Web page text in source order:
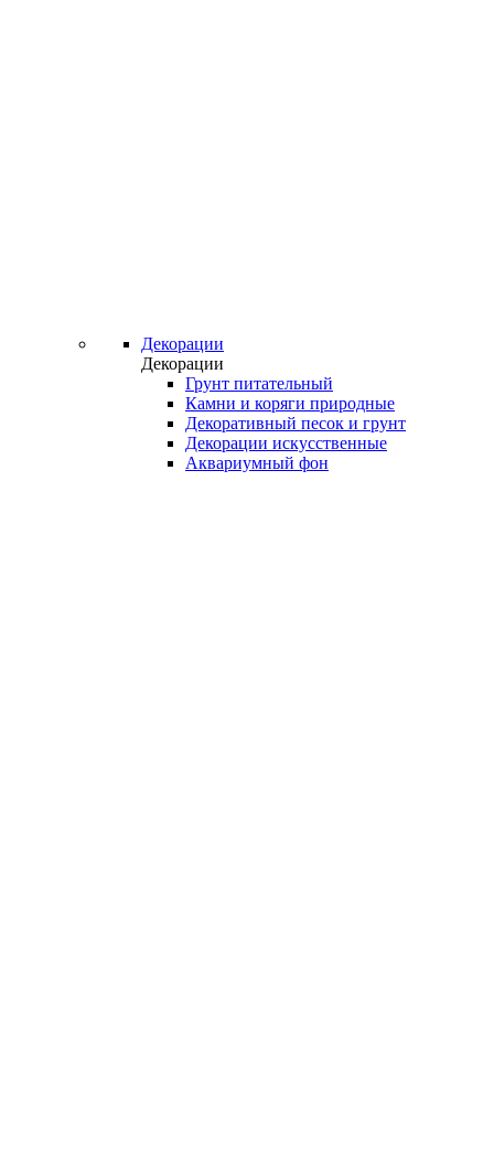
Декорации
Декорации
Грунт питательный
Камни и коряги природные
Декоративный песок и грунт
Декорации искусственные
Аквариумный фон